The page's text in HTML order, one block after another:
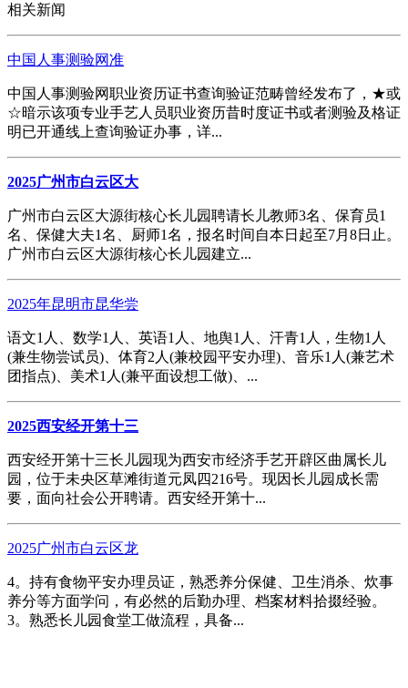
相关新闻
中国人事测验网准
中国人事测验网职业资历证书查询验证范畴曾经发布了，★或
☆暗示该项专业手艺人员职业资历昔时度证书或者测验及格证
明已开通线上查询验证办事，详...
2025广州市白云区大
广州市白云区大源街核心长儿园聘请长儿教师3名、保育员1
名、保健大夫1名、厨师1名，报名时间自本日起至7月8日止。
广州市白云区大源街核心长儿园建立...
2025年昆明市昆华尝
语文1人、数学1人、英语1人、地舆1人、汗青1人，生物1人
(兼生物尝试员)、体育2人(兼校园平安办理)、音乐1人(兼艺术
团指点)、美术1人(兼平面设想工做)、...
2025西安经开第十三
西安经开第十三长儿园现为西安市经济手艺开辟区曲属长儿
园，位于未央区草滩街道元凤四216号。现因长儿园成长需
要，面向社会公开聘请。西安经开第十...
2025广州市白云区龙
4。持有食物平安办理员证，熟悉养分保健、卫生消杀、炊事
养分等方面学问，有必然的后勤办理、档案材料拾掇经验。
3。熟悉长儿园食堂工做流程，具备...